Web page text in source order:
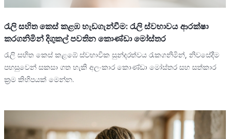
රැලි සහිත කෙස් කළඹ හැඩගැන්වීම: රැලි ස්වභාවය ආරක්ෂා
කරගනිමින් දිගුකල් පවතින කොණ්ඩා මෝස්තර
රැලි සහිත කෙස් කළඹේ ස්වභාවික සුන්දරත්වය රැකගනිමින්, නිවසේදීම
පහසුවෙන් සකසා ගත හැකි අලංකාර කොණ්ඩා මෝස්තර සහ සත්කාර
ක්‍රම කිහිපයක් මෙන්න.